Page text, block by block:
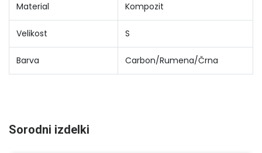
Material Kompozit
Velikost S
Barva Carbon/Rumena/Črna
Sorodni izdelki